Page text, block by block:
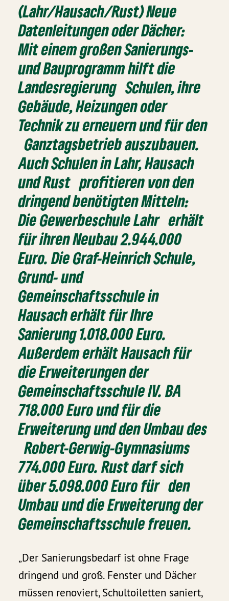
(Lahr/Hausach/Rust) Neue
Datenleitungen oder Dächer:
Mit einem großen Sanierungs-
und Bauprogramm hilft die
Landesregierung Schulen, ihre
Gebäude, Heizungen oder
Technik zu erneuern und für den
Ganztagsbetrieb auszubauen.
Auch Schulen in Lahr, Hausach
und Rust profitieren von den
dringend benötigten Mitteln:
Die Gewerbeschule Lahr erhält
für ihren Neubau 2.944.000
Euro. Die Graf-Heinrich Schule,
Grund- und
Gemeinschaftsschule in
Hausach erhält für Ihre
Sanierung 1.018.000 Euro.
Außerdem erhält Hausach für
die Erweiterungen der
Gemeinschaftsschule IV. BA
718.000 Euro und für die
Erweiterung und den Umbau des
Robert-Gerwig-Gymnasiums
774.000 Euro. Rust darf sich
über 5.098.000 Euro für den
Umbau und die Erweiterung der
Gemeinschaftsschule freuen.
„Der Sanierungsbedarf ist ohne Frage
dringend und groß. Fenster und Dächer
müssen renoviert, Schultoiletten saniert,